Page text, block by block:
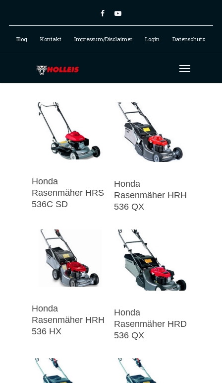
Blog Kontakt Impressum/Disclaimer Login Datenschutz
Honda
Rasenmäher HRS
536C SD
Honda
Rasenmäher HRH
536 QX
Honda
Rasenmäher HRH
536 HX
Honda
Rasenmäher HRD
536 QX